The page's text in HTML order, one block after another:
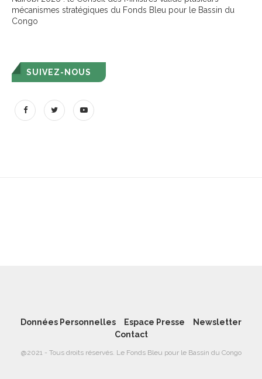
mécanismes stratégiques du Fonds Bleu pour le Bassin du
Congo
SUIVEZ-NOUS
Données Personnelles Espace Presse
Newsletter
Contact
@2021 - Tous droits réservés. Le Fonds Bleu pour le Bassin du Congo